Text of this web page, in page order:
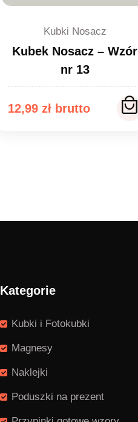
Kubki Nosacz
Kubek Nosacz – Wzór
nr 13
12,99 zł
Kategorie
Kubki i Fotokubki
Magnesy
Naklejki
Poduszki na prezent